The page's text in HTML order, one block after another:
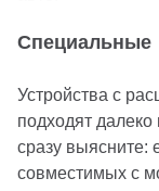
Специальные
Устройства с
подходят
сразу выясните:
совместимых с